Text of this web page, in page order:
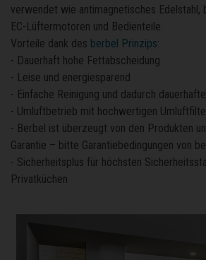
verwendet wie antimagnetisches Edelstahl,
EC-Lüftermotoren und Bedienteile.
Vorteile dank des berbel Prinzips:
- Dauerhaft hohe Fettabscheidung
- Leise und energiesparend
- Einfache Reinigung und dadurch
- Umluftbetrieb mit hochwertigen
- Berbel ist überzeugt von den Produkten
Garantie – bitte Garantiebedingungen von
- Sicherheitsplus für höchsten
Privatküchen